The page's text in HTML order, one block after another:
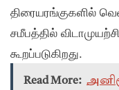
திரையரங்குகளில்
சமீபத்தில்
கூறப்படுகிறது.
Read More: